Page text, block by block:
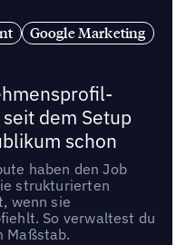
Google Marketing
dem Setup
schon
haben den Job
strukturierten
wenn sie
So verwaltest du
Maßstab.